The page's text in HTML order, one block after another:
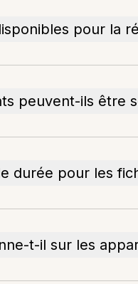
pour la
peuvent-ils être
durée pour les
t-il sur les